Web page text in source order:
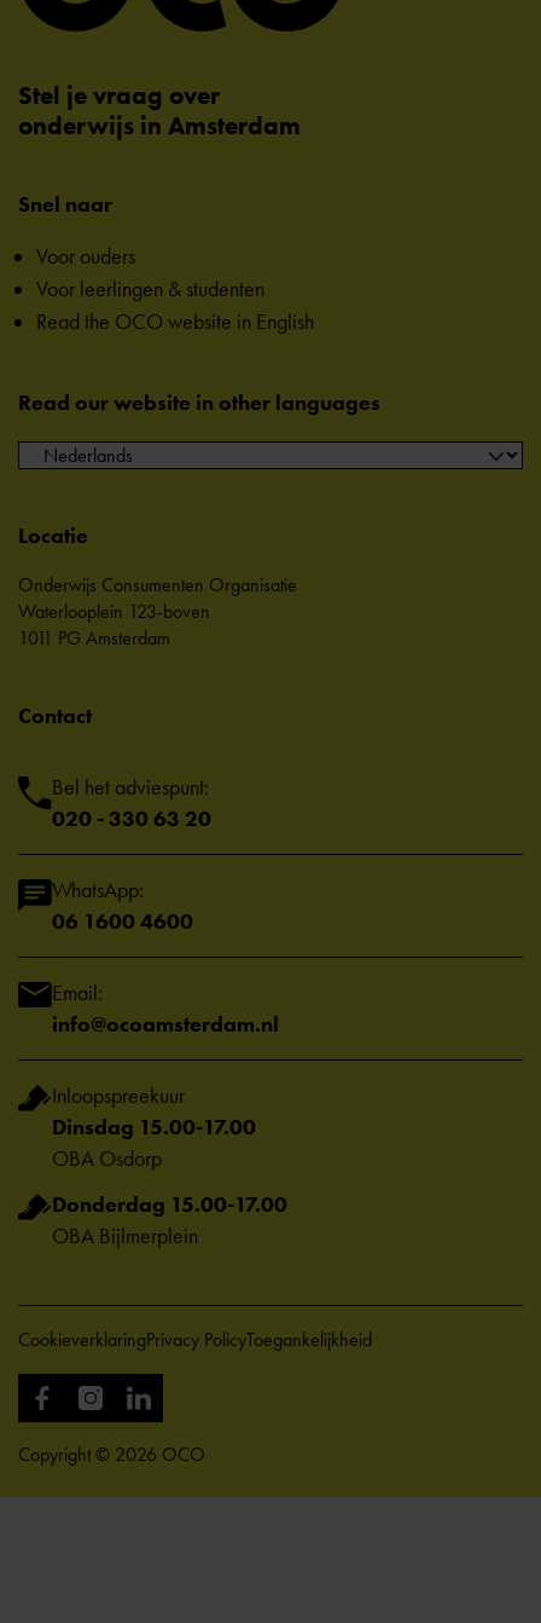
Stel je vraag over
onderwijs in Amsterdam
Snel naar
Voor ouders
Voor leerlingen & studenten
Read the OCO website in English
Read our website in other languages
Locatie
Onderwijs Consumenten Organisatie
Waterlooplein 123-boven
1011 PG Amsterdam
Contact
Bel het adviespunt:
020 - 330 63 20
WhatsApp:
06 1600 4600
Email:
info@ocoamsterdam.nl
Inloopspreekuur
Dinsdag 15.00-17.00
OBA Osdorp
Donderdag 15.00-17.00
OBA Bijlmerplein
Copyright © 2026 OCO
CookieverklaringPrivacy PolicyToegankelijkheid